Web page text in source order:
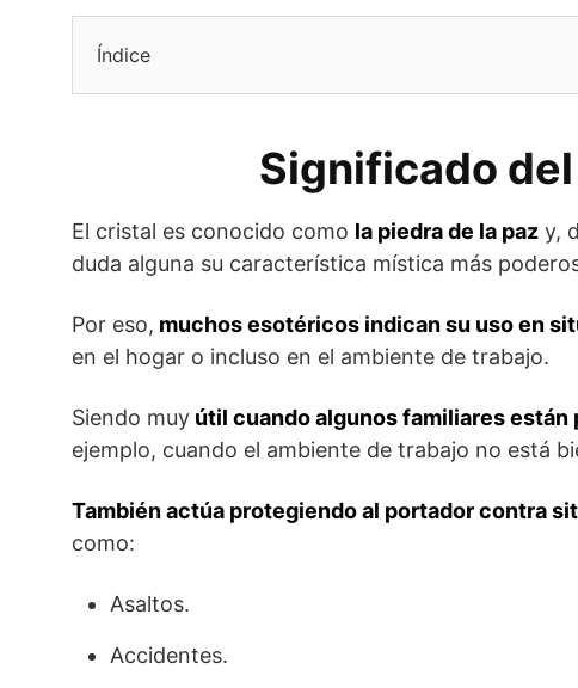
Índice
Significado
El cristal es conocido como la piedra de la paz y,
duda alguna su característica mística más
Por eso, muchos esotéricos indican su uso en
en el hogar o incluso en el ambiente de trabajo.
Siendo muy útil cuando algunos familiares están
ejemplo, cuando el ambiente de trabajo no está
También actúa protegiendo al portador contra
como:
Asaltos.
Accidentes.